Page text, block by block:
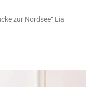
zur Nordsee“ Lia